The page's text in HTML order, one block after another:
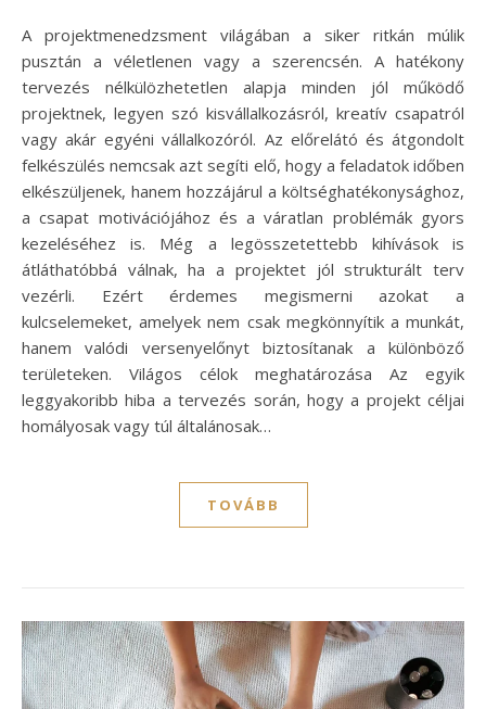
A projektmenedzsment világában a siker ritkán múlik
pusztán a véletlenen vagy a szerencsén. A hatékony
tervezés nélkülözhetetlen alapja minden jól működő
projektnek, legyen szó kisvállalkozásról, kreatív csapatról
vagy akár egyéni vállalkozóról. Az előrelátó és átgondolt
felkészülés nemcsak azt segíti elő, hogy a feladatok időben
elkészüljenek, hanem hozzájárul a költséghatékonysághoz,
a csapat motivációjához és a váratlan problémák gyors
kezeléséhez is. Még a legösszetettebb kihívások is
átláthatóbbá válnak, ha a projektet jól strukturált terv
vezérli. Ezért érdemes megismerni azokat a
kulcselemeket, amelyek nem csak megkönnyítik a munkát,
hanem valódi versenyelőnyt biztosítanak a különböző
területeken. Világos célok meghatározása Az egyik
leggyakoribb hiba a tervezés során, hogy a projekt céljai
homályosak vagy túl általánosak…
TOVÁBB